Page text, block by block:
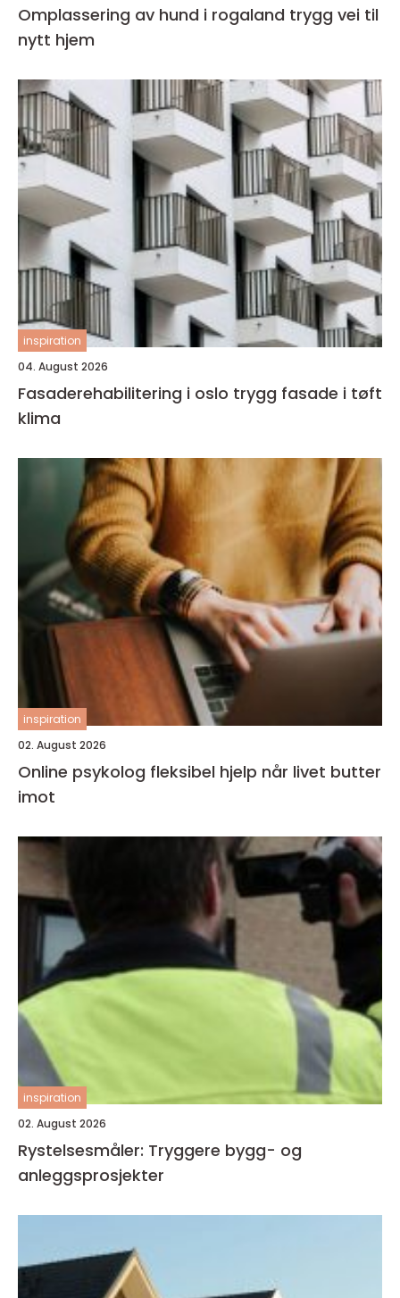
Omplassering av hund i rogaland trygg vei til
nytt hjem
inspiration
04. August 2026
Fasaderehabilitering i oslo trygg fasade i tøft
klima
inspiration
02. August 2026
Online psykolog fleksibel hjelp når livet butter
imot
inspiration
02. August 2026
Rystelsesmåler: Tryggere bygg- og
anleggsprosjekter